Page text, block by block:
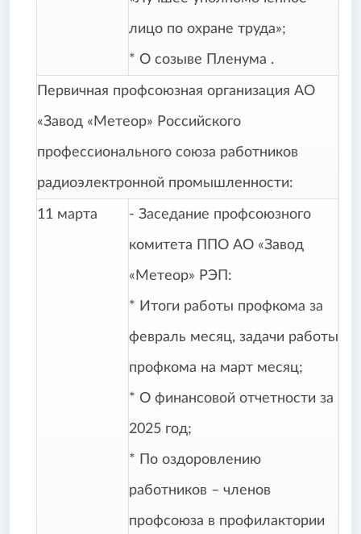
лицо по охране труда»;
* О созыве Пленума .
Первичная профсоюзная организация АО
«Завод «Метеор» Российского
профессионального союза работников
радиоэлектронной промышленности:
11 марта - Заседание профсоюзного
комитета ППО АО «Завод
«Метеор» РЭП:
* Итоги работы профкома за
февраль месяц, задачи работы
профкома на март месяц;
* О финансовой отчетности за
2025 год;
* По оздоровлению
работников – членов
профсоюза в профилактории